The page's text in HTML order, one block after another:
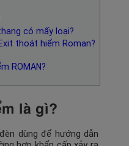
có mấy loại?
thoát hiểm Roman?
ROMAN?
là gì?
dùng để hướng dẫn